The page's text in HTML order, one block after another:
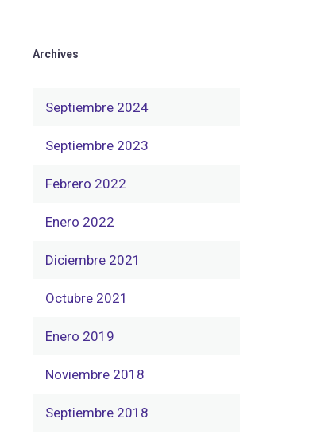
Archives
Septiembre 2024
Septiembre 2023
Febrero 2022
Enero 2022
Diciembre 2021
Octubre 2021
Enero 2019
Noviembre 2018
Septiembre 2018